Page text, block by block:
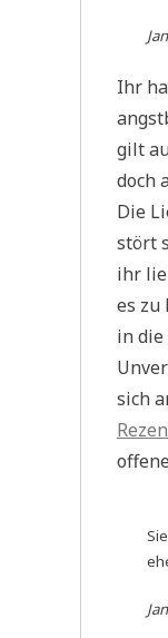
Ihr
gilt
doch
Die
stört
ihr
es zu
in
sich